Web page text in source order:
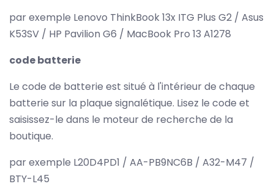
par exemple Lenovo ThinkBook 13x ITG Plus G2 / Asus
K53SV / HP Pavilion G6 / MacBook Pro 13 A1278
code batterie
Le code de batterie est situé à l'intérieur de chaque
batterie sur la plaque signalétique. Lisez le code et
saisissez-le dans le moteur de recherche de la
boutique.
par exemple L20D4PD1 / AA-PB9NC6B / A32-M47 /
BTY-L45